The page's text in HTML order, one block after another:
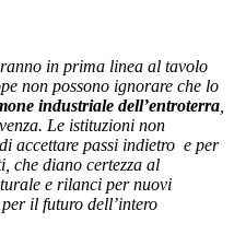
in prima linea al tavolo
non possono ignorare che lo
industriale dell’entroterra
Le istituzioni non
accettare passi indietro e per
che diano certezza al
e rilanci per nuovi
il futuro dell’intero